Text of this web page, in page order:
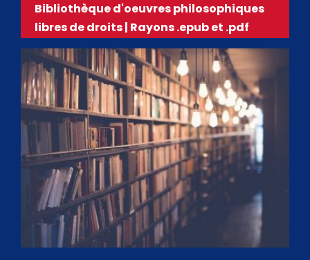
Bibliothèque d'oeuvres philosophiques
libres de droits | Rayons .epub et .pdf